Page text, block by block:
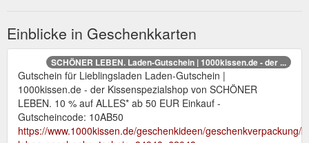
Einblicke in Geschenkkarten
SCHÖNER LEBEN. Laden-Gutschein | 1000kissen.de - der ...
Gutschein für Lieblingsladen Laden-Gutschein |
1000kissen.de - der Kissenspezialshop von SCHÖNER
LEBEN. 10 % auf ALLES* ab 50 EUR Einkauf -
Gutscheincode: 10AB50
https://www.1000kissen.de/geschenkideen/geschenkverpackung/